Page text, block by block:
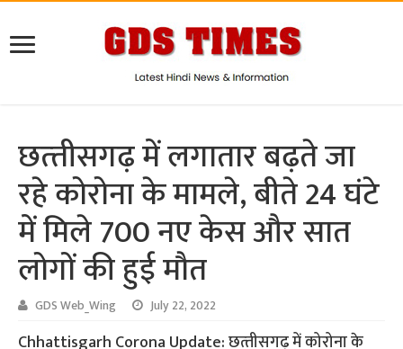
छत्‍तीसगढ़ में लगातार बढ़ते जा
रहे कोरोना के मामले, बीते 24 घंटे
में मिले 700 नए केस और सात
लोगों की हुई मौत
GDS Web_Wing July 22, 2022
Chhattisgarh Corona Update: छत्‍तीसगढ़ में कोरोना के